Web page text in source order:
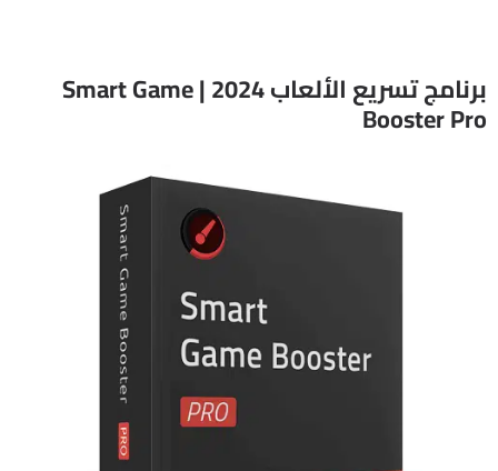
برنامج تسريع الألعاب 2024 | Smart Game
Booster Pro